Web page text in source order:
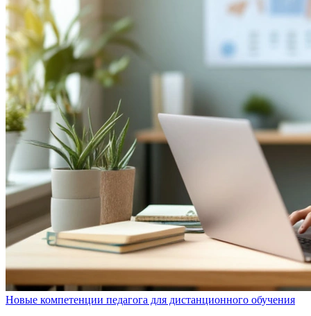
Новые компетенции педагога для дистанционного обучения